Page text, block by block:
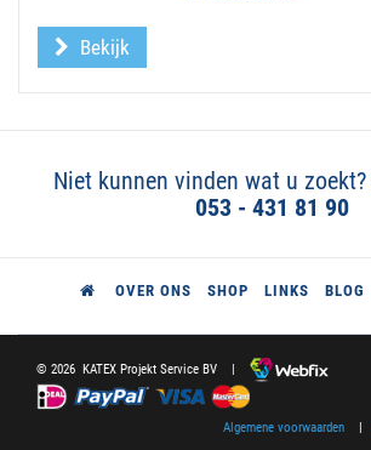
Bekijk
Niet kunnen vinden wat u zoekt?
053 - 431 81 90
OVER ONS SHOP LINKS BLOG
© 2026 KATEX Projekt Service BV |
Algemene voorwaarden |